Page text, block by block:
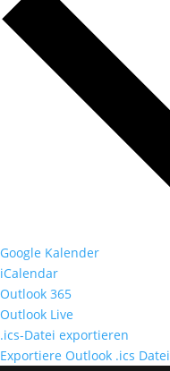
Google Kalender
iCalendar
Outlook 365
Outlook Live
.ics-Datei exportieren
Exportiere Outlook .ics Datei